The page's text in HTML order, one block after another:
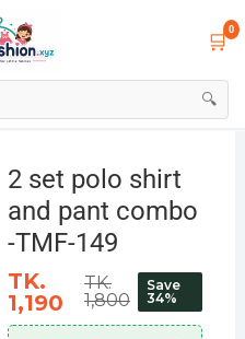
🛒0
🔍
🛒0
2 set polo shirt
and pant combo
-TMF-149
TK.
1,190
TK.
1,800
Save
34%